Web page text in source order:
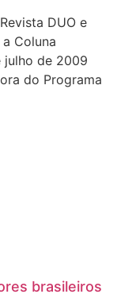
DUO e
Coluna
julho de 2009
do Programa
brasileiros